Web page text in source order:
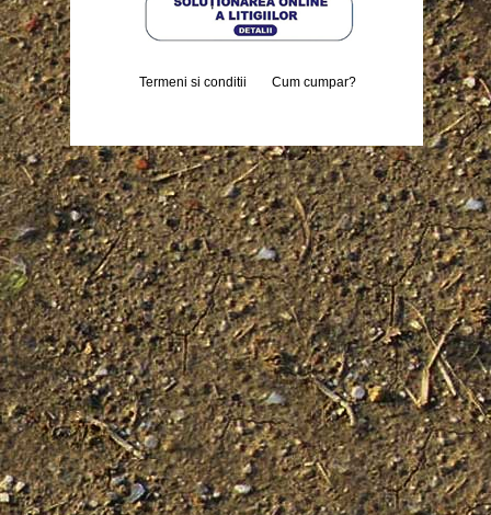
Termeni si conditii Cum cumpar?